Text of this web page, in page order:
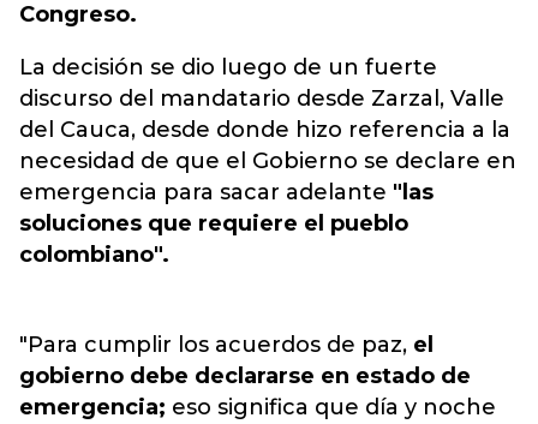
Congreso.
La decisión se dio luego de un fuerte
discurso del mandatario desde Zarzal, Valle
del Cauca, desde donde hizo referencia a la
necesidad de que el Gobierno se declare en
emergencia para sacar adelante "las
soluciones que requiere el pueblo
colombiano".
"Para cumplir los acuerdos de paz, el
gobierno debe declararse en estado de
emergencia; eso significa que día y noche